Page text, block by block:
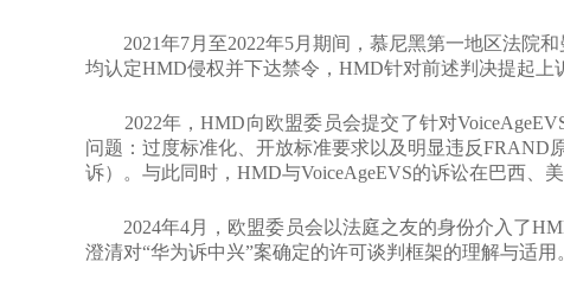
2021年7月至2022年5月期间，慕尼黑第一地区法院
均认定HMD侵权并下达禁令，HMD针对前述判决提起上
2022年，HMD向欧盟委员会提交了针对
问题：过度标准化、开放标准要求以及明显违反FRAND
诉）。与此同时，HMD与VoiceAgeEVS的诉讼在巴西、
2024年4月，欧盟委员会以法庭之友的身份介入了
澄清对“华为诉中兴”案确定的许可谈判框架的理解与适用